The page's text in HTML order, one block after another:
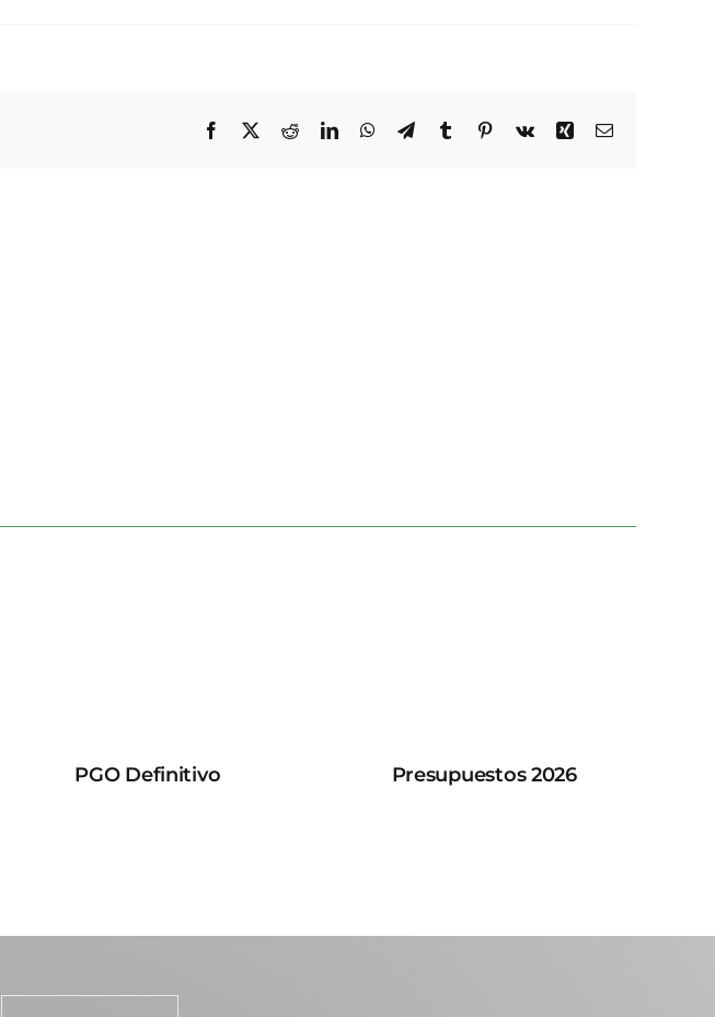
Facebook
X RedditLinkedInWhatsApp
TelegramTumblrPinterest
Vk Xing Correo
PGO Definitivo Presupuestos 2026